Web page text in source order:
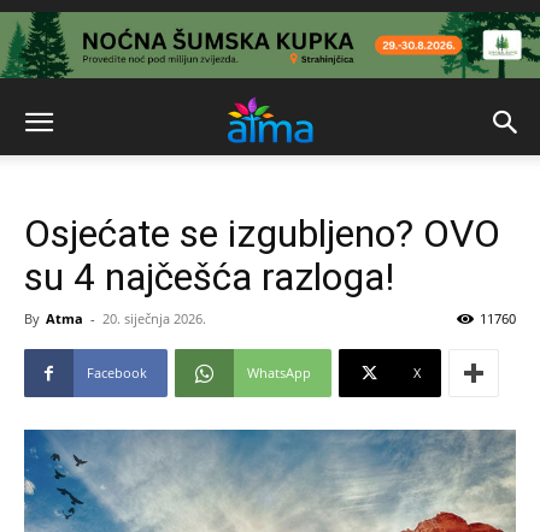
Osjećate se izgubljeno? OVO
su 4 najčešća razloga!
By Atma - 20. siječnja 2026. 11760
Facebook WhatsApp X